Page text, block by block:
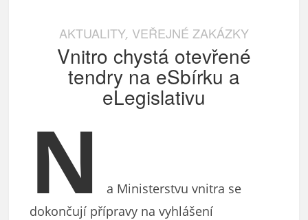
AKTUALITY, VEŘEJNÉ ZAKÁZKY
Vnitro chystá otevřené
tendry na eSbírku a
eLegislativu
N
a Ministerstvu vnitra se
dokončují přípravy na vyhlášení